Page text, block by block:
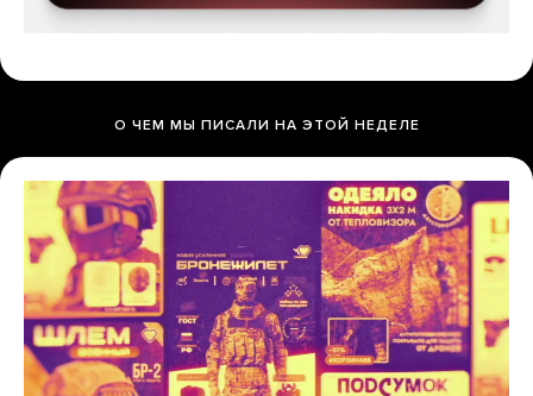
О ЧЕМ МЫ ПИСАЛИ НА ЭТОЙ НЕДЕЛЕ